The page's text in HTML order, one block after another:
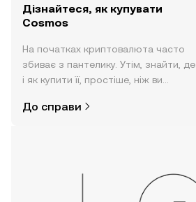
Дізнайтеся, як купувати
Cosmos
На початках криптовалюта часто
збиває з пантелику. Утім, знайти, де
і як купити її, простіше, ніж ви
за допомогою застосунку OKX для
До справи